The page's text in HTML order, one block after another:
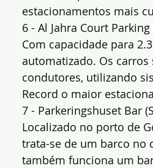
estacionamentos mais
6 - Al Jahra Court
Com capacidade para
automatizado. Os
condutores, utilizando
Record o maior
7 - Parkeringshuset Bar
Localizado no porto de
trata-se de um barco no
também funciona um